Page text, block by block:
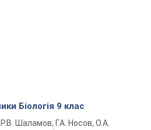
Біологія 9 клас
Р.В. Шаламов, Г.А. Носов, О.А.